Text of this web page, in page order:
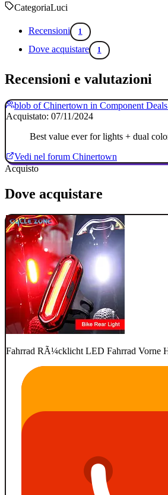
CategoriaLuci
Recensioni 1
Dove acquistare 1
Recensioni e valutazioni
blob of Chinertown in Component
Acquistato: 07/11/2024
Best value ever for lights + dual
Vedi nel forum Chinertown
Acquisto
Dove acquistare
Fahrrad RÃ¼cklicht LED Fahrrad Vorne